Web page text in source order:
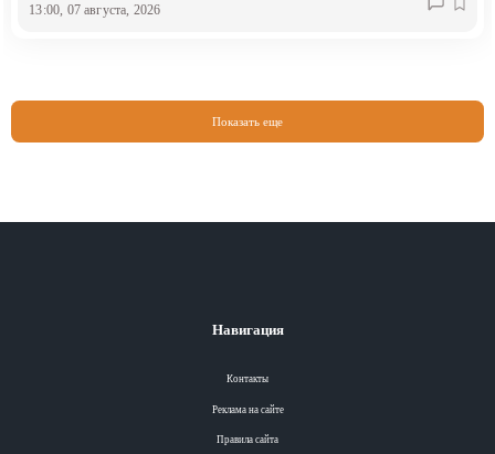
13:00, 07 августа, 2026
Показать еще
Навигация
Контакты
Реклама на сайте
Правила сайта